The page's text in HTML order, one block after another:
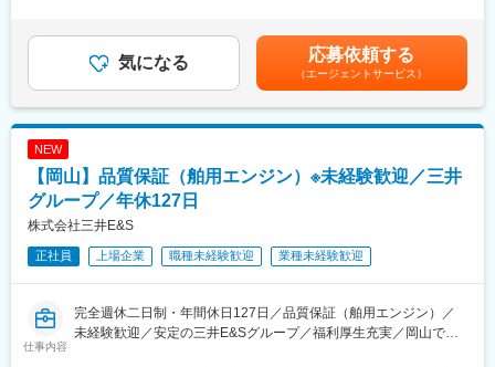
・計画Gr・基本設計Gr・詳細設計Gr・プロジェクトGrのそれぞれ
約25名のグループに分かれており、基本設計Grに配属予定です。
・海上輸送を担う舶用大型エンジンは、2050年のCO2排出ゼロを
機関は存続し続けます。
・脱炭素社会に向け、アンモニア、水素燃料のエンジンの開発を
行っています。
変更の範囲：本文参照
＜業務の詳細＞
・ライセンサからの最新情報や実績などをもとに客先へのセミナ
ー実施
・現場での仕事は現場スタッフとの現場検証、不具合対応、客先
立会の試運転への立会等で、月に数回程度
・出張は年に数回(国内外)
■入社後の流れ :
早ければ1年程度で独り立ちの予定ですが、初めから1人に業務を
お任せすることはありません。
更になる場合もございます。■新卒入社モデル年収(大卒)：27歳
(入社5年目) 650万円 / 32歳(入社10年目) 870万円賃金はあくま
でも目安の金額であり、選考を通じて上下する可能性がありま
す。月給(月額)は固定手当を含めた表記です。
気になる 応募依頼する
（エージェントサービス）
NEW
【岡山】品質保証（舶用エンジン）※未経験歓迎／三井
グループ／年休127日
株式会社三井E&S
正社員 上場企業 職種未経験歓迎 業種未経験歓迎
仕事内容
完全週休二日制・年間休日127日／品質保証（舶用エンジン）／
未経験歓迎／安定の三井E&Sグループ／福利厚生充実／岡山での